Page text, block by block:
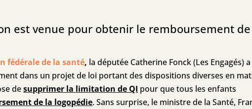
est venue pour obtenir le remboursement
fédérale de la santé, la députée Catherine Fonck (Les Engagés) a
dans un projet de loi portant des dispositions diverses en
de supprimer la limitation de QI pour que tous les enfants
de la logopédie. Sans surprise, le ministre de la Santé,